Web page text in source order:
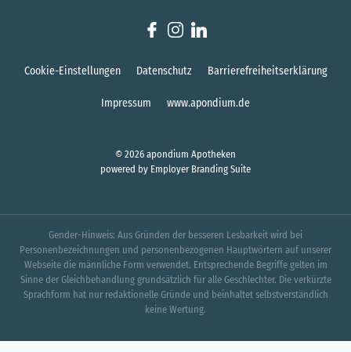
Cookie-Einstellungen Datenschutz Barrierefreiheitserklärung
Impressum www.apondium.de
© 2026 apondium Apotheken
powered by Employer Branding Suite
Gender-Hinweis: Aus Gründen der besseren Lesbarkeit wird bei
Personenbezeichnungen und personenbezogenen Hauptwörtern auf unserer
Webseite die männliche Form verwendet. Entsprechende Begriffe gelten im
Sinne der Gleichbehandlung grundsätzlich für alle Geschlechter. Die verkürzte
Sprachform hat nur redaktionelle Gründe und beinhaltet selbstverständlich
keine Wertung.